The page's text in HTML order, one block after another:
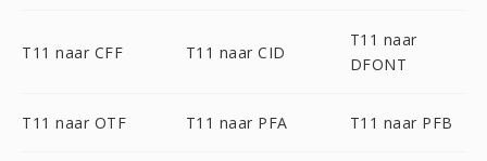
T11 naar CFF T11 naar CID
T11 naar
DFONT
T11 naar OTF T11 naar PFA T11 naar PFB